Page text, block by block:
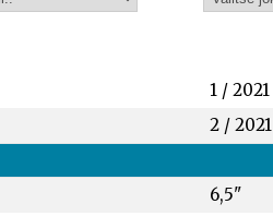
1 / 2021
2 / 2021
6,5"